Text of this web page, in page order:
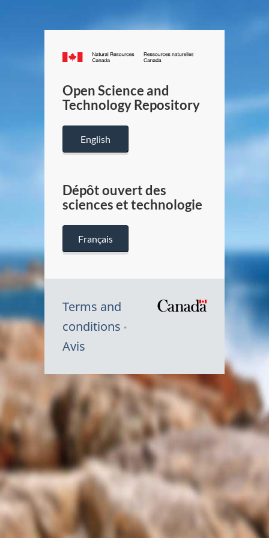
Canada.ca
/
Canada
Open Science and
Technology Repository
English
Dépôt ouvert des
sciences et technologie
Français
Terms and
conditions
Avis
Symbole
du
Canada